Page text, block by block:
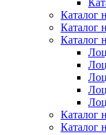
Каталог
Каталог
Каталог
Каталог
Каталог